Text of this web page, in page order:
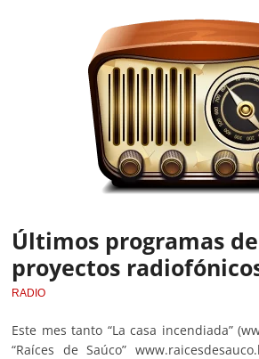
Últimos programas
proyectos
RADIO
Este mes tanto “La casa incendiada”
“Raíces de Saúco”